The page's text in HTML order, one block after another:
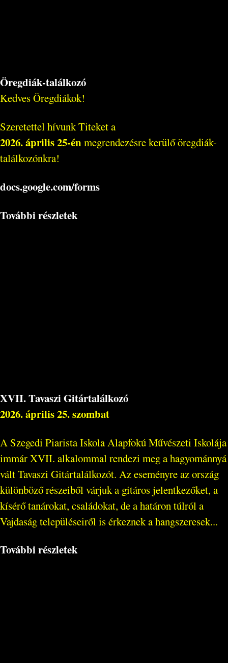
Öregdiák-találkozó
Kedves Öregdiákok!
Szeretettel hívunk Titeket a
2026. április 25-énmegrendezésre kerülő öregdiák-
találkozónkra!
docs.google.com/forms
További részletek
XVII. Tavaszi Gitártalálkozó
2026. április 25. szombat
A Szegedi Piarista Iskola Alapfokú Művészeti Iskolája
immár XVII. alkalommal rendezi meg a hagyománnyá
vált Tavaszi Gitártalálkozót. Az eseményre az ország
különböző részeiből várjuk a gitáros jelentkezőket, a
kísérő tanárokat, családokat, de a határon túlról a
Vajdaság településeiről is érkeznek a hangszeresek...
További részletek